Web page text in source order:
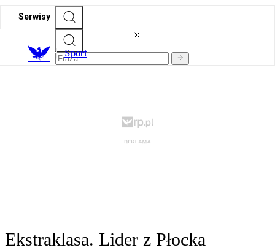
Serwisy
Sport
Ekstraklasa. Lider z Płocka